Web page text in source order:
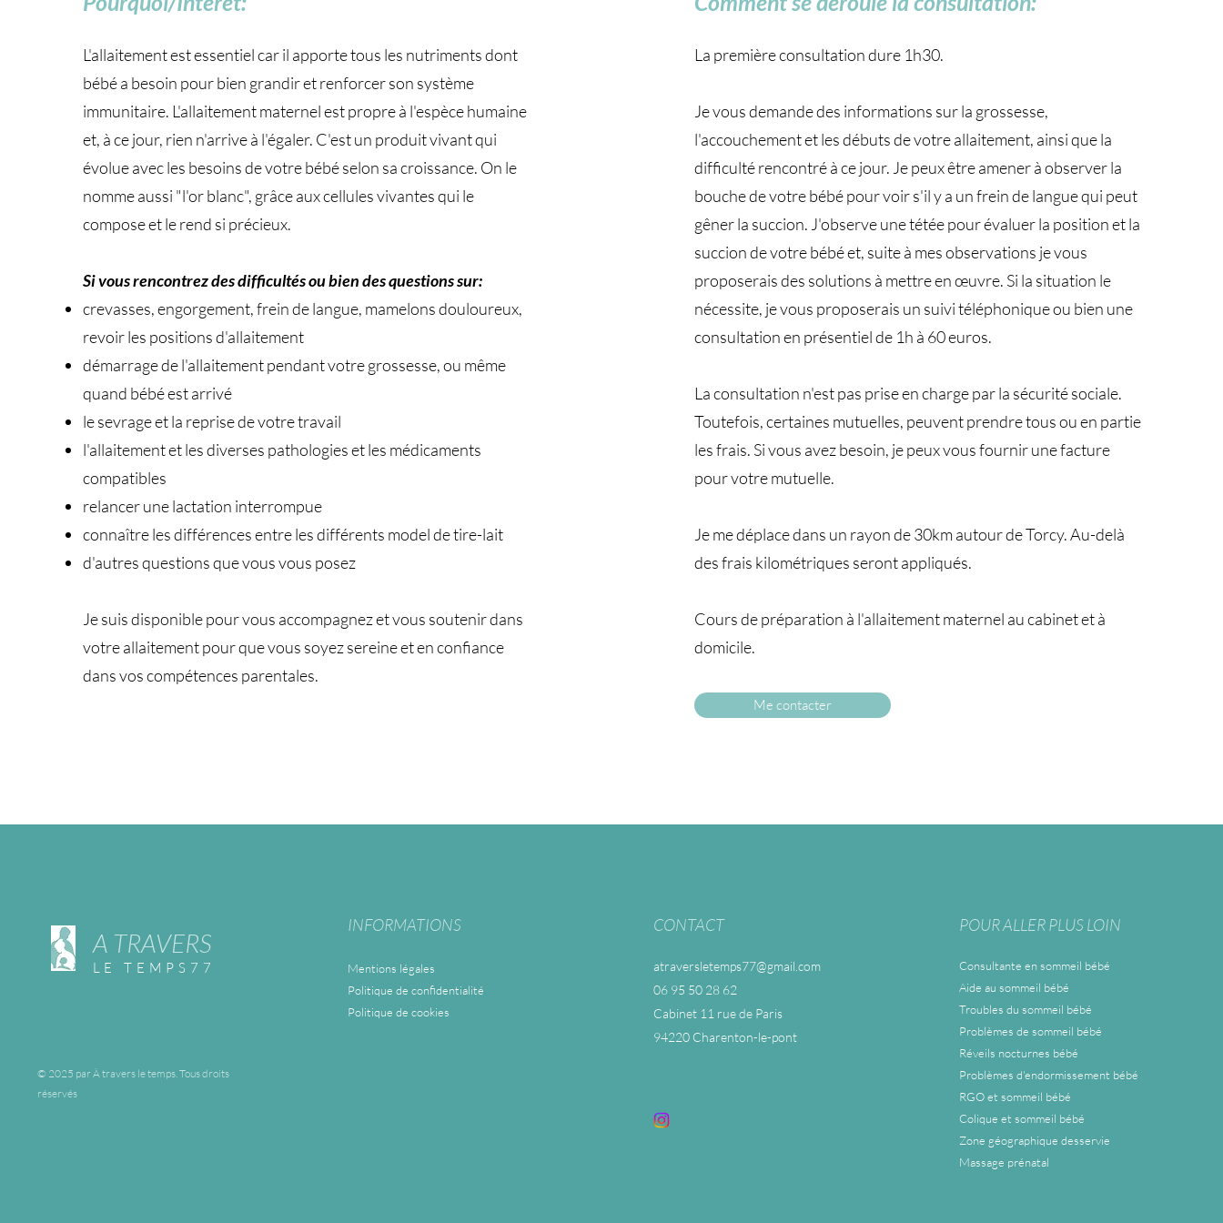
L'allaitement est essentiel car il apporte tous les nutriments dont
bébé a besoin pour bien grandir et renforcer son système
immunitaire. L'allaitement maternel est propre à l'espèce humaine
et, à ce jour, rien n'arrive à l'égaler. C'est un produit vivant qui
évolue avec les besoins de votre bébé selon sa croissance. On le
nomme aussi "l'or blanc", grâce aux cellules vivantes qui le
compose et le rend si précieux.
Si vous rencontrez des difficultés ou bien des questions sur:
crevasses, engorgement, frein de langue, mamelons douloureux,
revoir les positions d'allaitement
démarrage de l'allaitement pendant votre grossesse, ou même
quand bébé est arrivé
le sevrage et la reprise de votre travail
l'allaitement et les diverses pathologies et les médicaments
compatibles
relancer une lactation interrompue
connaître les différences entre les différents model de tire-lait
d'autres questions que vous vous posez
Je suis disponible pour vous accompagnez et vous soutenir dans
votre allaitement pour que vous soyez sereine et en confiance
dans vos compétences parentales.
La première consultation dure 1h30.
Je vous demande des informations sur la grossesse,
l'accouchement et les débuts de votre allaitement, ainsi que la
difficulté rencontré à ce jour. Je peux être amener à observer la
bouche de votre bébé pour voir s'il y a un frein de langue qui peut
gêner la succion. J'observe une tétée pour évaluer la position et la
succion de votre bébé et, suite à mes observations je vous
proposerais des solutions à mettre en œuvre. Si la situation le
nécessite, je vous proposerais un suivi téléphonique ou bien une
consultation en présentiel de 1h à 60 euros.
La consultation n'est pas prise en charge par la sécurité sociale.
Toutefois, certaines mutuelles, peuvent prendre tous ou en partie
les frais. Si vous avez besoin, je peux vous fournir une facture
pour votre mutuelle.
Je me déplace dans un rayon de 30km autour de Torcy. Au-delà
des frais kilométriques seront appliqués.
Cours de préparation à l'allaitement maternel au cabinet et à
domicile.
Me contacter
LE TEMPS77
A TRAVERS
© 2025 par À travers le temps. Tous droits
réservés
INFORMATIONS
Mentions légales
Politique de confidentialité
Politique de cookies
CONTACT
atraversletemps77@gmail.com
06 95 50 28 62
Cabinet 11 rue de Paris
94220 Charenton-le-pont
POUR ALLER PLUS LOIN
Consultante en sommeil bébé
Aide au sommeil bébé
Troubles du sommeil bébé
Problèmes de sommeil bébé
Réveils nocturnes bébé
Problèmes d'endormissement bébé
RGO et sommeil bébé
Colique et sommeil bébé
Zone géographique desservie
Massage prénatal